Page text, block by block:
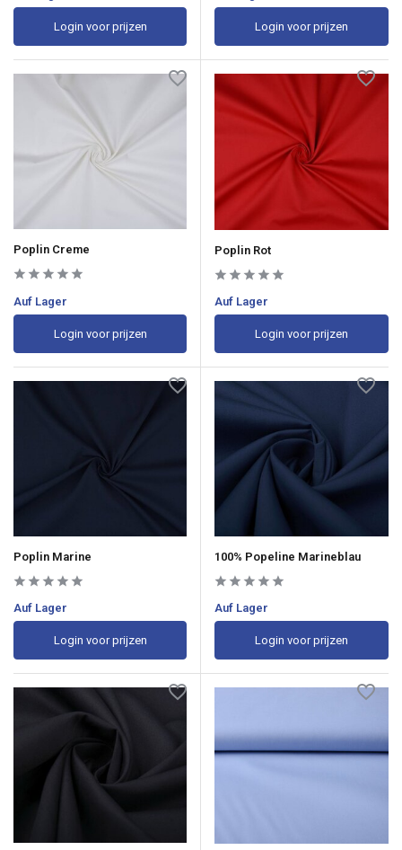
Login voor prijzen Login voor prijzen
Poplin Creme
Auf Lager
Login voor prijzen
Poplin Rot
Auf Lager
Login voor prijzen
Poplin Marine
Auf Lager
Login voor prijzen
100% Popeline Marineblau
Auf Lager
Login voor prijzen